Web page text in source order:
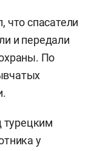
что спасатели
и передали
По
турецким
у